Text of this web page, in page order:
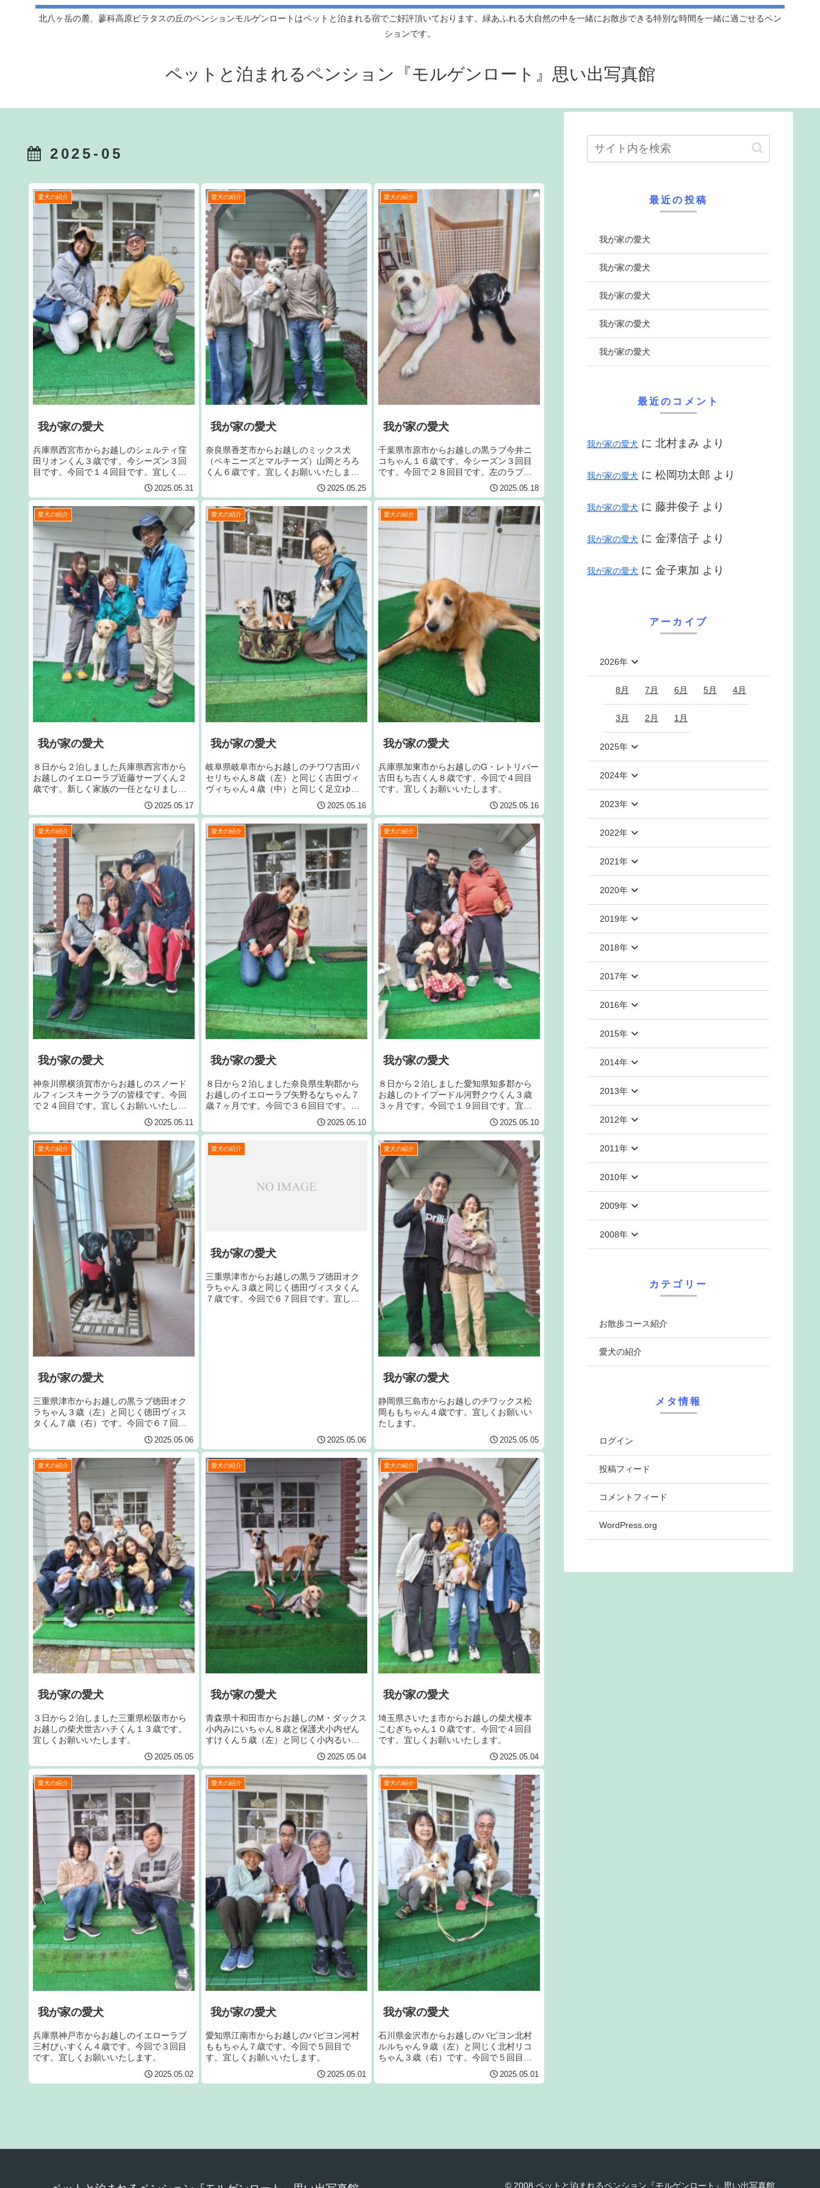
北八ヶ岳の麓、蓼科高原ピラタスの丘のペンションモルゲンロートはペットと泊まれる宿でご好評頂いております。緑あふれる大自然の中を一緒にお散歩できる特別な時間を一緒に過ごせるペン
ションです。
ペットと泊まれるペンション『モルゲンロート』思い出写真館
2025-05
愛犬の紹介
我が家の愛犬
兵庫県西宮市からお越しのシェルティ窪
田リオンくん３歳です。今シーズン３回
目です。今回で１４回目です。宜しくお
2025.05.31
愛犬の紹介
我が家の愛犬
奈良県香芝市からお越しのミックス犬
（ペキニーズとマルチーズ）山岡とろろ
くん６歳です。宜しくお願いいたしま
2025.05.25
愛犬の紹介
我が家の愛犬
千葉県市原市からお越しの黒ラブ今井ニ
コちゃん１６歳です。今シーズン３回目
です。今回で２８回目です。左のラブは
ジャンヌです。宜しくお願いいたしま
2025.05.18
愛犬の紹介
我が家の愛犬
８日から２泊しました兵庫県西宮市から
お越しのイエローラブ近藤サーブくん２
歳です。新しく家族の一任となりまし
た。今回で１７回目です。宜しくお願い
2025.05.17
愛犬の紹介
我が家の愛犬
岐阜県岐阜市からお越しのチワワ吉田パ
セリちゃん８歳（左）と同じく吉田ヴィ
ヴィちゃん４歳（中）と同じく足立ゆき
ちゃん４歳（右）です。宜しくお願いい
2025.05.16
愛犬の紹介
我が家の愛犬
兵庫県加東市からお越しのG・レトリバー
古田もち吉くん８歳です、今回で４回目
です。宜しくお願いいたします。
2025.05.16
愛犬の紹介
我が家の愛犬
神奈川県横須賀市からお越しのスノード
ルフィンスキークラブの皆様です。今回
で２４回目です。宜しくお願いいたしま
す。手前のラブはジャンヌです。
2025.05.11
愛犬の紹介
我が家の愛犬
８日から２泊しました奈良県生駒郡から
お越しのイエローラブ矢野るなちゃん７
歳７ヶ月です。今回で３６回目です。宜
2025.05.10
愛犬の紹介
我が家の愛犬
８日から２泊しました愛知県知多郡から
お越しのトイプードル河野クウくん３歳
３ヶ月です。今回で１９回目です。宜し
2025.05.10
愛犬の紹介
我が家の愛犬
三重県津市からお越しの黒ラブ徳田オク
ラちゃん３歳（左）と同じく徳田ヴィス
タくん７歳（右）です。今回で６７回目
です。宜しくお願いいたします。
2025.05.06
愛犬の紹介
我が家の愛犬
三重県津市からお越しの黒ラブ徳田オク
ラちゃん３歳と同じく徳田ヴィスタくん
７歳です。今回で６７回目です。宜しく
2025.05.06
愛犬の紹介
我が家の愛犬
静岡県三島市からお越しのチワックス松
岡ももちゃん４歳です。宜しくお願いい
たします。
2025.05.05
愛犬の紹介
我が家の愛犬
３日から２泊しました三重県松阪市から
お越しの柴犬世古ハチくん１３歳です。
宜しくお願いいたします。
2025.05.05
愛犬の紹介
我が家の愛犬
青森県十和田市からお越しのM・ダックス
小内みにいちゃん８歳と保護犬小内ぜん
すけくん５歳（左）と同じく小内るいす
けくん１歳（右）です。宜しくお願いい
2025.05.04
愛犬の紹介
我が家の愛犬
埼玉県さいたま市からお越しの柴犬榎本
こむぎちゃん１０歳です。今回で４回目
です。宜しくお願いいたします。
2025.05.04
愛犬の紹介
我が家の愛犬
兵庫県神戸市からお越しのイエローラブ
三村ぴぃすくん４歳です。今回で３回目
です。宜しくお願いいたします。
2025.05.02
愛犬の紹介
我が家の愛犬
愛知県江南市からお越しのパピヨン河村
ももちゃん７歳です。今回で５回目で
す。宜しくお願いいたします。
2025.05.01
愛犬の紹介
我が家の愛犬
石川県金沢市からお越しのパピヨン北村
ルルちゃん９歳（左）と同じく北村リコ
ちゃん３歳（右）です。今回で５回目で
す。宜しくお願いいたします。
2025.05.01
最近の投稿
我が家の愛犬
我が家の愛犬
我が家の愛犬
我が家の愛犬
我が家の愛犬
最近のコメント
我が家の愛犬 に 北村まみ より
我が家の愛犬 に 松岡功太郎 より
我が家の愛犬 に 藤井俊子 より
我が家の愛犬 に 金澤信子 より
我が家の愛犬 に 金子東加 より
アーカイブ
2026年
8月 7月 6月 5月 4月
3月 2月 1月
2025年
2024年
2023年
2022年
2021年
2020年
2019年
2018年
2017年
2016年
2015年
2014年
2013年
2012年
2011年
2010年
2009年
2008年
カテゴリー
お散歩コース紹介
愛犬の紹介
メタ情報
ログイン
投稿フィード
コメントフィード
WordPress.org
© 2008 ペットと泊まれるペンション『モルゲンロート』思い出写真館.